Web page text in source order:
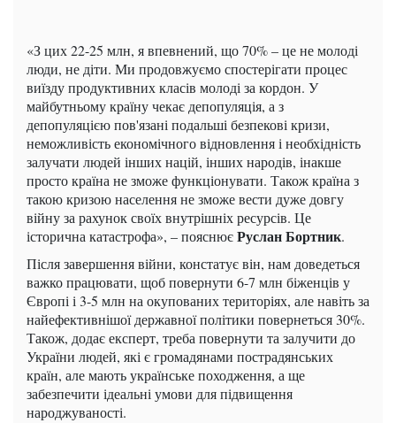
«З цих 22-25 млн, я впевнений, що 70% – це не молоді
люди, не діти. Ми продовжуємо спостерігати процес
виїзду продуктивних класів молоді за кордон. У
майбутньому країну чекає депопуляція, а з
депопуляцією пов'язані подальші безпекові кризи,
неможливість економічного відновлення і необхідність
залучати людей інших націй, інших народів, інакше
просто країна не зможе функціонувати. Також країна з
такою кризою населення не зможе вести дуже довгу
війну за рахунок своїх внутрішніх ресурсів. Це
історична катастрофа», – пояснюєРуслан Бортник.
Після завершення війни, констатує він, нам доведеться
важко працювати, щоб повернути 6-7 млн ​​біженців у
Європі і 3-5 млн на окупованих територіях, але навіть за
найефективнішої державної політики повернеться 30%.
Також, додає експерт, треба повернути та залучити до
України людей, які є громадянами пострадянських
країн, але мають українське походження, а ще
забезпечити ідеальні умови для підвищення
народжуваності.